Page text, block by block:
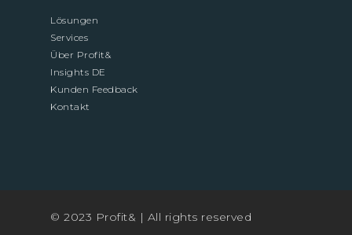
Lösungen
Services
Über Profit&
Insights DE
Kunden Feedback
Kontakt
© 2023 Profit& | All rights reserved